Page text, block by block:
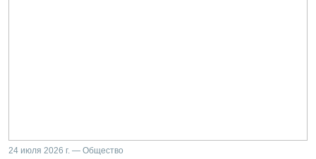
24 июля 2026 г. — Общество